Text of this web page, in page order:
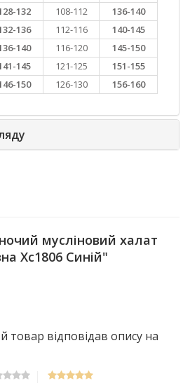
132 108-112
136-140
136 112-116
140-145
140 116-120
145-150
145 121-125
151-155
150 126-130 156-160
мусліновий халат
Хс1806 Синій"
товар відповідав опису на